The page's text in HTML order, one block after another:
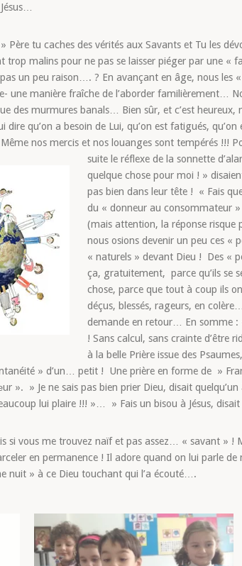
Père tu caches des vérités aux Savants et Tu les
trop malins pour ne pas se laisser piéger par une «
un peu raison…. ? En avançant en âge, nous les
une manière fraîche de l’aborder familièrement…
des murmures banals… Bien sûr, et c’est heureux,
dire qu’on a besoin de Lui, qu’on est fatigués,
nos mercis et nos louanges sont tempérés !!!
suite le réflexe de la sonnette
quelque chose pour moi ! »
pas bien dans leur tête ! « Fais
du « donneur au consommateur »
(mais attention, la réponse risque
nous osions devenir un peu ces «
« naturels » devant Dieu ! Des «
ça, gratuitement, parce qu’ils se
chose, parce que tout à coup ils
déçus, blessés, rageurs, en
demande en retour… En somme
! Sans calcul, sans crainte d’être
à la belle Prière issue des
» d’un… petit ! Une prière en forme de »
». » Je ne sais pas bien prier Dieu, disait
lui plaire !!! »… » Fais un bisou à Jésus,
si vous me trouvez naïf et pas assez… « savant » !
en permanence ! Il adore quand on lui parle de
nuit » à ce Dieu touchant qui l’a écouté….